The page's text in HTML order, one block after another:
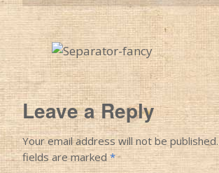
Leave a Reply
Your email address will not be published.
fields are marked *